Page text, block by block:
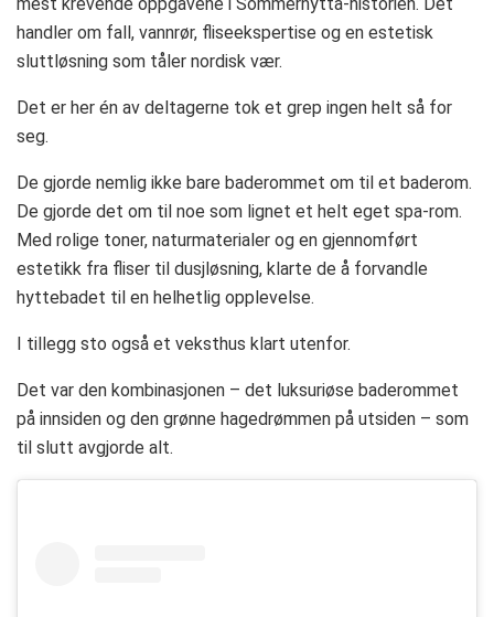
handler om fall, vannrør, fliseekspertise og en estetisk
sluttløsning som tåler nordisk vær.
Det er her én av deltagerne tok et grep ingen helt så for
seg.
De gjorde nemlig ikke bare baderommet om til et baderom.
De gjorde det om til noe som lignet et helt eget spa-rom.
Med rolige toner, naturmaterialer og en gjennomført
estetikk fra fliser til dusjløsning, klarte de å forvandle
hyttebadet til en helhetlig opplevelse.
I tillegg sto også et veksthus klart utenfor.
Det var den kombinasjonen – det luksuriøse baderommet
på innsiden og den grønne hagedrømmen på utsiden – som
til slutt avgjorde alt.